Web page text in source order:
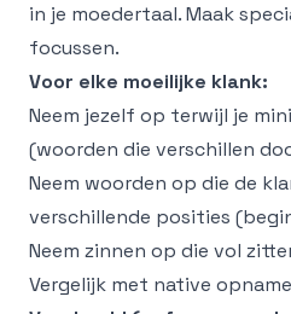
in je moedertaal. Maak
focussen.
Voor elke moeilijke klank:
Neem jezelf op terwijl je
(woorden die verschillen
Neem woorden op die de
verschillende posities
Neem zinnen op die vol
Vergelijk met native